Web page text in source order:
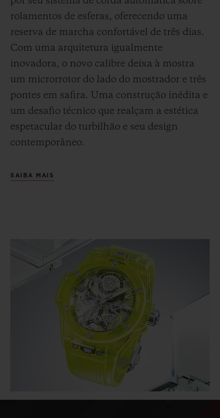
rolamentos de esferas, oferecendo uma
reserva de marcha confortável de três dias.
Com uma arquitetura igualmente
inovadora, o novo calibre deixa à mostra
um microrrotor do lado do mostrador e três
pontes em safira. Uma construção inédita e
um desafio técnico que realçam a estética
espetacular do turbilhão e seu design
contemporâneo.
SAIBA MAIS